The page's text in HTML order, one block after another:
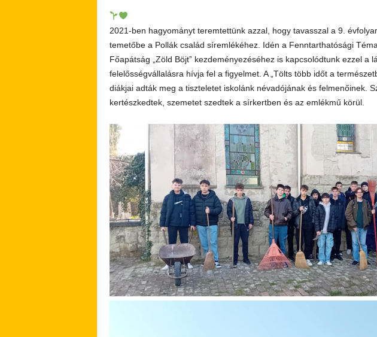
2021-ben hagyományt teremtettünk azzal, hogy tavasszal a 9.
temetőbe a Pollák család síremlékéhez. Idén a Fenntarthatósági
Főapátság „Zöld Böjt” kezdeményezéséhez is kapcsolódtunk ezzel a
felelősségvállalásra hívja fel a figyelmet. A „Tölts több időt a
diákjai adták meg a tiszteletet iskolánk névadójának és felmenőinek.
kertészkedtek, szemetet szedtek a sírkertben és az emlékmű körül.